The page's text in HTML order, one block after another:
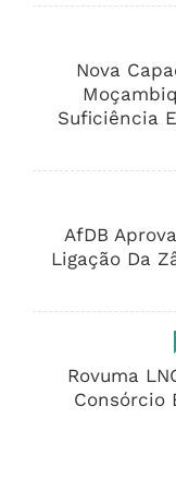
Nova
Suficiência
AfDB
Ligação Da
Rovuma
Consórcio